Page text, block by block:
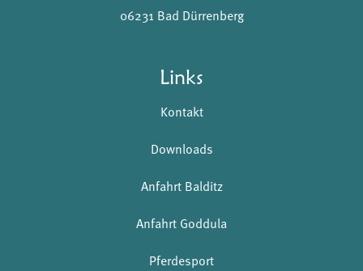
06231 Bad Dürrenberg
Links
Kontakt
Downloads
Anfahrt Balditz
Anfahrt Goddula
Pferdesport